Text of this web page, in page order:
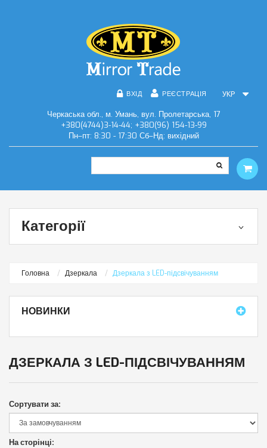
УКР
ВХІД РЕЄСТРАЦІЯ
Черкаська обл., м. Умань, вул. Пролетарська, 17
+380(4744)3-14-44; +380(96) 154-13-99
Пн–пт: 8:30 - 17:30 Сб–Нд: вихідний
Категорії
Головна Дзеркала Дзеркала з LED-підсвічуванням
НОВИНКИ
ДЗЕРКАЛА З LED-ПІДСВІЧУВАННЯМ
Сортувати за:
На сторінці: